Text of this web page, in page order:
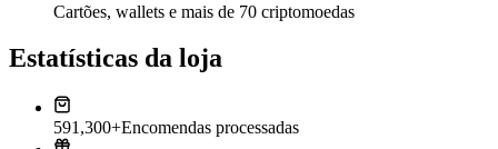
Cartões, wallets e mais de 70 criptomoedas
Estatísticas da loja
591,300+Encomendas processadas